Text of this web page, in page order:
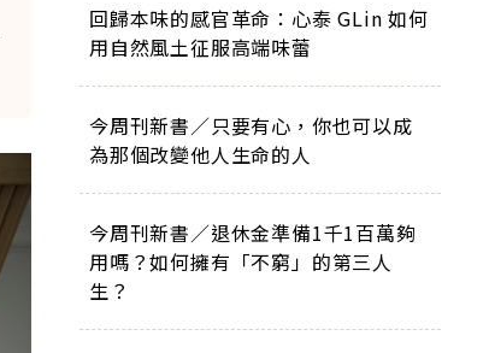
回歸本味的感官革命：心泰 GLin 如何
用自然風土征服高端味蕾
今周刊新書／只要有心，你也可以成
為那個改變他人生命的人
今周刊新書／退休金準備1千1百萬夠
用嗎？如何擁有「不窮」的第三人
生？